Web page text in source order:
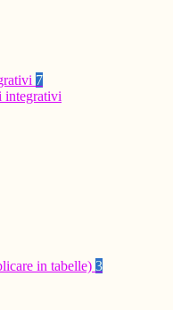
7
integrativi
in tabelle) 3